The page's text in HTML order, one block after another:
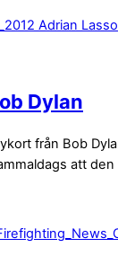
Dylan
från Bob
att